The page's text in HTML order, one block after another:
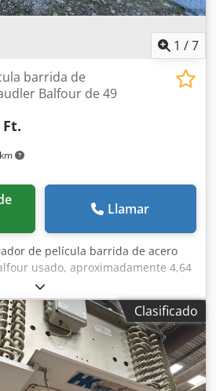
1 /7
barrida de
Balfour de 49
Ft.
Llamar
de película barrida de acero
usado, aproximadamente 4,64
del evaporador de
mm de diámetro y 2100 mm de
interna de 1460 litros, diseñado
presión a 0-160 °C. Chaqueta con
diseñada para vacío total/6 bar (5
a 0-160 °C. Rotor accionado
de 5,5 kW, 415 V, 3/50 Hz, 1440
Clasificado